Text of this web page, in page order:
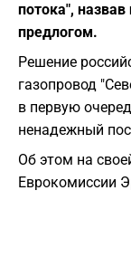
потока",
предлогом.
Решение
газопровод
в первую
ненадежный
Об этом на
Еврокомиссии